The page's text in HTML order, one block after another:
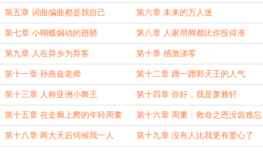
第五章 词曲编曲都是我自己 第六章 未来的万人迷
第七章 小蝴蝶煽动的翅膀 第八章 人家用脚都比你投得准
第九章 人在异乡为异客 第十章 感激涕零
第十一章 孙燕兹老师 第十二章 蹭一蹭郭天王的人气
第十三章 人称亚洲小舞王 第十四章 你好，我是萧雅轩
第十五章 在走廊上爬的年轻周董 第十六章 周董：救命之恩没齿难忘
（求追读~）
第十八章 两大天后伺候我一人 第十九章 没有人比我更有爱心了